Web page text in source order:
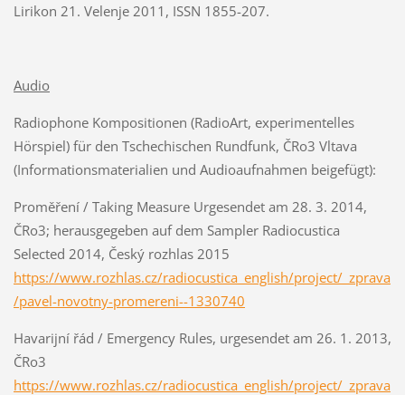
Lirikon 21. Velenje 2011, ISSN 1855-207.
Audio
Radiophone Kompositionen (RadioArt, experimentelles
Hörspiel) für den Tschechischen Rundfunk, ČRo3 Vltava
(Informationsmaterialien und Audioaufnahmen beigefügt):
Proměření / Taking Measure Urgesendet am 28. 3. 2014,
ČRo3; herausgegeben auf dem Sampler Radiocustica
Selected 2014, Český rozhlas 2015
https://www.rozhlas.cz/radiocustica_english/project/_zprava
/pavel-novotny-promereni--1330740
Havarijní řád / Emergency Rules, urgesendet am 26. 1. 2013,
ČRo3
https://www.rozhlas.cz/radiocustica_english/project/_zprava